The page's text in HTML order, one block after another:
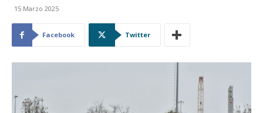
15 Marzo 2025
Facebook Twitter